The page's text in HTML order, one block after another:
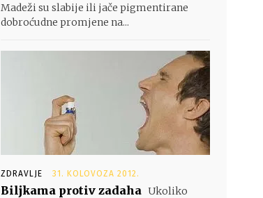
Madeži su slabije ili jače pigmentirane
dobroćudne promjene na...
ZDRAVLJE 31. KOLOVOZA 2012.
Biljkama protiv zadaha Ukoliko